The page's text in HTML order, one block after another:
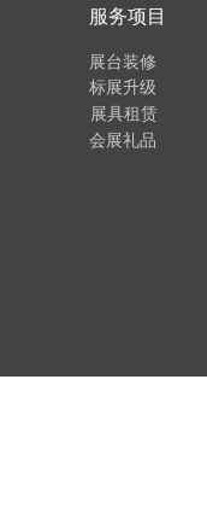
会展礼品
展具租赁
标展升级
展台装修
服务项目